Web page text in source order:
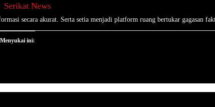
Serikat News
secara akurat. Serta setia menjadi platform ruang bertukar gagasan
Menyukai ini: